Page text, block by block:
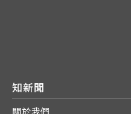
知新聞